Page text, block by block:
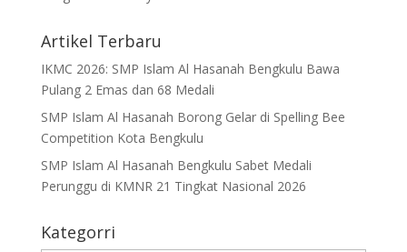
Artikel Terbaru
IKMC 2026: SMP Islam Al Hasanah Bengkulu Bawa
Pulang 2 Emas dan 68 Medali
SMP Islam Al Hasanah Borong Gelar di Spelling Bee
Competition Kota Bengkulu
SMP Islam Al Hasanah Bengkulu Sabet Medali
Perunggu di KMNR 21 Tingkat Nasional 2026
Kategorri